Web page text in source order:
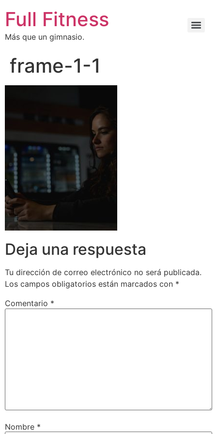
Full Fitness
Más que un gimnasio.
frame-1-1
Deja una respuesta
Tu dirección de correo electrónico no será publicada.
Los campos obligatorios están marcados con *
Comentario *
Nombre *